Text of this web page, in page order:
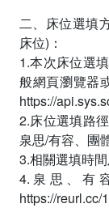
二、床位選填
床位)：
1.本次床位選
般網頁瀏覽器
https://
2.床位選填路
泉思/有容、團
3.相關選填時
4.泉思、有
https://reurl.cc/